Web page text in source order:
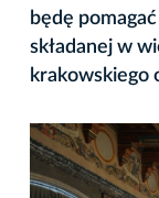
będę
składanej w
krakowskiego